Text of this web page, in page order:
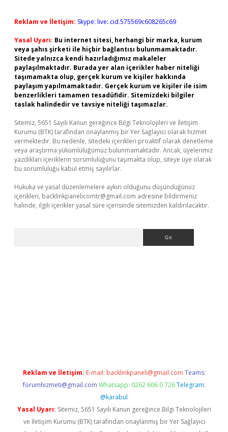
Reklam ve İletişim: Skype: live:.cid.575569c608265c69
Yasal Uyarı: Bu internet sitesi, herhangi bir marka, kurum
veya şahıs şirketi ile hiçbir bağlantısı bulunmamaktadır.
Sitede yalnızca kendi hazırladığımız makaleler
paylaşılmaktadır. Burada yer alan içerikler haber niteliği
taşımamakta olup, gerçek kurum ve kişiler hakkında
paylaşım yapılmamaktadır. Gerçek kurum ve kişiler ile isim
benzerlikleri tamamen tesadüfidir. Sitemizdeki bilgiler
taslak halindedir ve tavsiye niteliği taşımazlar.
Sitemiz, 5651 Sayılı Kanun gereğince Bilgi Teknolojileri ve İletişim
Kurumu (BTK) tarafından onaylanmış bir Yer Sağlayıcı olarak hizmet
vermektedir. Bu nedenle, sitedeki içerikleri proaktif olarak denetleme
veya araştırma yükümlülüğümüz bulunmamaktadır. Ancak, üyelerimiz
yazdıkları içeriklerin sorumluluğunu taşımakta olup, siteye üye olarak
bu sorumluluğu kabul etmiş sayılırlar.
Hukuka ve yasal düzenlemelere aykırı olduğunu düşündüğünüz
içerikleri, backlinkpanelicomtr@gmail.com adresine bildirmeniz
halinde, ilgili içerikler yasal süre içerisinde sitemizden kaldırılacaktır.
Reklam ve İletişim: E-mail: backlinkpaneli@gmail.com Teams:
forumhizmeti@gmail.com Whatsapp: 0262 606 0 726 Telegram:
@karabul
Yasal Uyarı: Sitemiz, 5651 Sayılı Kanun gereğince Bilgi Teknolojileri
ve İletişim Kurumu (BTK) tarafından onaylanmış bir Yer Sağlayıcı